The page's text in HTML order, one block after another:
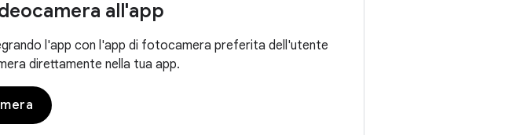
all'app
l'app con l'app di fotocamera preferita dell'utente
direttamente nella tua app.